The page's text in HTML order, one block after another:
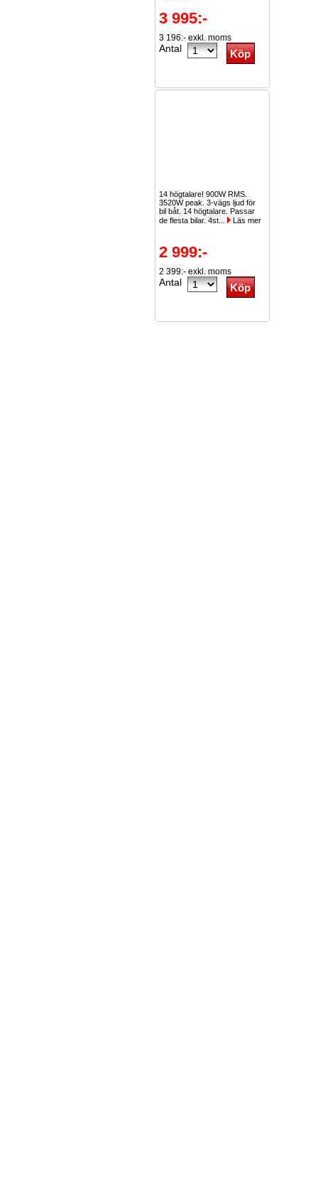
3 995:-
3 196:- exkl. moms
Antal
14 högtalare! 900W RMS.
3520W peak. 3-vägs ljud för
bil båt. 14 högtalare. Passar
de flesta bilar. 4st...
Läs mer
2 999:-
2 399:- exkl. moms
Antal